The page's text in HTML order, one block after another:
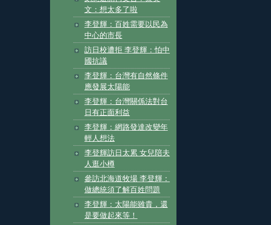
文：想太多了啦
李登輝：百姓需要以民為
中心的市長
訪日校遭拒 李登輝：怕中
國抗議
李登輝：台灣有自然條件
應發展太陽能
李登輝：台灣關係法對台
日有正面利益
李登輝：網路發達改變年
輕人想法
李登輝訪日太累 女兒陪夫
人逛小樽
參訪北海道牧場 李登輝：
做總統須了解百姓問題
李登輝：太陽能雖貴，還
是要做起來等！